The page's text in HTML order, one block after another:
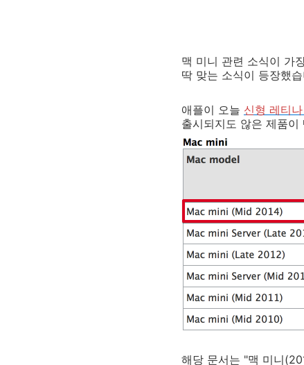
맥 미니 관련 소식이 가
딱 맞는 소식이 등장했
애플이 오늘 신형 레티
출시되지도 않은 제품
해당 문서는 "맥 미니